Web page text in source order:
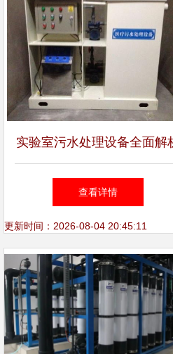
实验室污水处理设备全面解
与新型研发成果
查看详情
更新时间：2026-08-04 20:45:11